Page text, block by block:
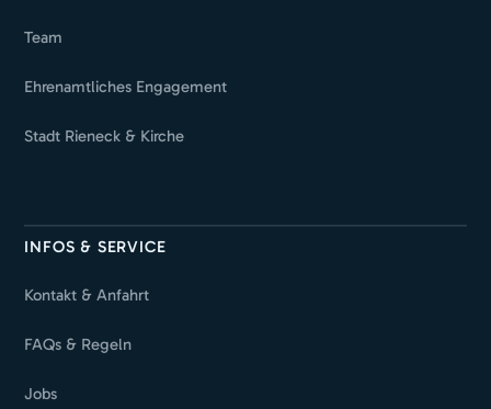
Team
Ehrenamtliches Engagement
Stadt Rieneck & Kirche
INFOS & SERVICE
Kontakt & Anfahrt
FAQs & Regeln
Jobs